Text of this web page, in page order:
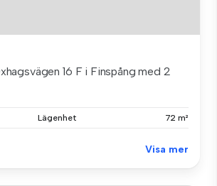
16 F i Finspång med 2
Lägenhet 72 m²
Visa mer